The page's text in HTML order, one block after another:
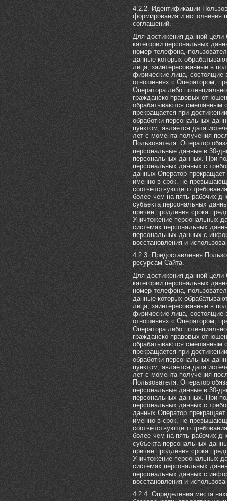
4.2.2. Идентификации
формирования и исполнения
соглашений.
Для достижения данной цели
категории персональных
номер телефона,
данные которых
лица, заинтересованные в
физические лица, состоящие
отношениях с Оператором,
Оператора либо
гражданско-правовых
обрабатываются смешанным
прекращается при
обработки персональных
пунктом, является дата
лет с момента получения
Пользователя. Оператор
персональные данные в 30-
персональных данных. При
персональных данных с
данных Оператор
именно в срок, не
соответствующего
более чем на пять рабочих
субъекта персональных
причин продления срока
Уничтожение персональных
системах персональных
персональных данных с
восстановления и
4.2.3. Предоставления
ресурсам Сайта.
Для достижения данной цели
категории персональных
номер телефона,
данные которых
лица, заинтересованные в
физические лица, состоящие
отношениях с Оператором,
Оператора либо
гражданско-правовых
обрабатываются смешанным
прекращается при
обработки персональных
пунктом, является дата
лет с момента получения
Пользователя. Оператор
персональные данные в 30-
персональных данных. При
персональных данных с
данных Оператор
именно в срок, не
соответствующего
более чем на пять рабочих
субъекта персональных
причин продления срока
Уничтожение персональных
системах персональных
персональных данных с
восстановления и
4.2.4. Определения места